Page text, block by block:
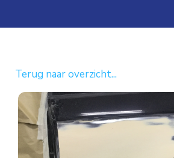
Terug naar overzicht...